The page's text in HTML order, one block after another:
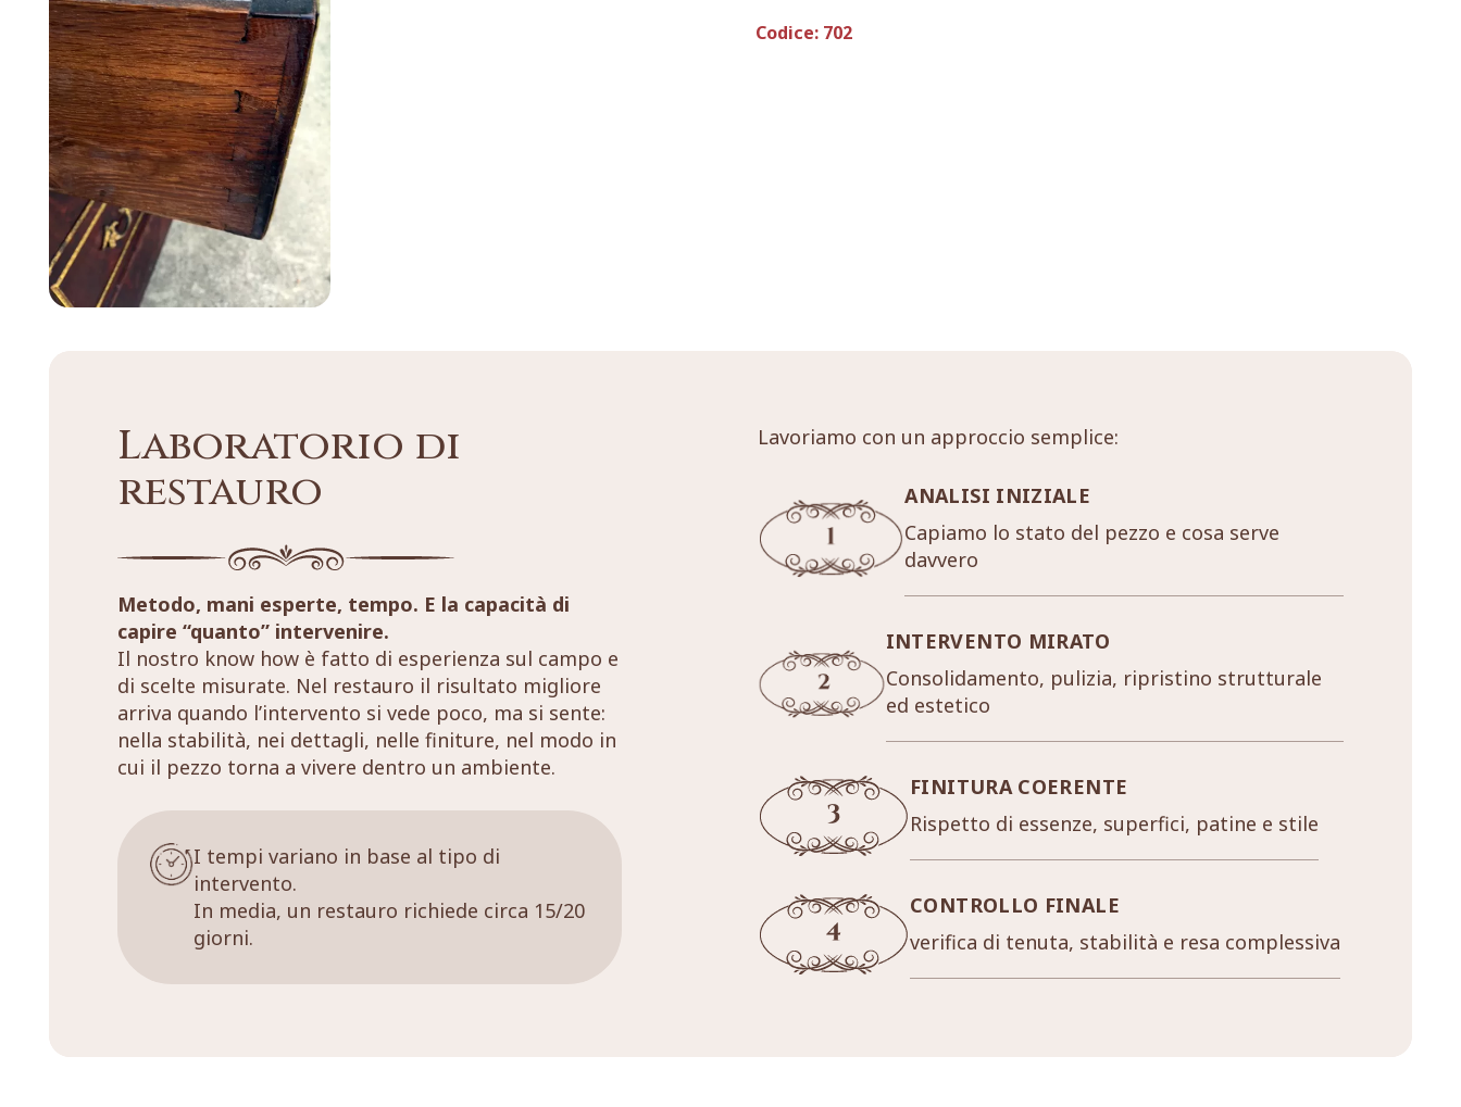
Codice: 702
Laboratorio di
restauro
Metodo, mani esperte, tempo. E la capacità di
capire “quanto” intervenire.
Il nostro know how è fatto di esperienza sul campo e
di scelte misurate. Nel restauro il risultato migliore
arriva quando l’intervento si vede poco, ma si sente:
nella stabilità, nei dettagli, nelle finiture, nel modo in
cui il pezzo torna a vivere dentro un ambiente.
I tempi variano in base al tipo di
intervento.
In media, un restauro richiede circa 15/20
giorni.
Lavoriamo con un approccio semplice:
ANALISI INIZIALE
Capiamo lo stato del pezzo e cosa serve
davvero
INTERVENTO MIRATO
Consolidamento, pulizia, ripristino strutturale
ed estetico
FINITURA COERENTE
Rispetto di essenze, superfici, patine e stile
CONTROLLO FINALE
verifica di tenuta, stabilità e resa complessiva